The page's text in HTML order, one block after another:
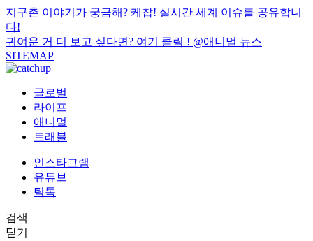
지구촌 이야기가 궁금해? 케찹! 실시간 세계 이슈를 공유합니
다!
귀여운 거 더 보고 싶다면? 여기 클릭 ! @애니멀 뉴스
SITEMAP
글로벌
라이프
애니멀
트래블
인스타그램
유튜브
틱톡
검색
닫기